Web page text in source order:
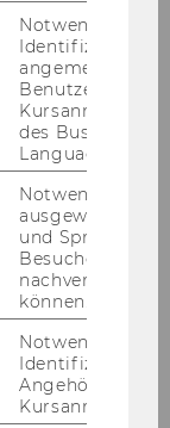
Notwendig zur
Identifizierung
angemeldeten
Benutzers im
des Business
Language
Notwendig um
ausgewählte
und
Besuchers
nachverfolgen
können.
Notwendig zur
Identifizierung
Angehörige/r für
Kursanmeldung.